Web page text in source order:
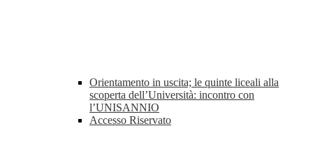
Orientamento in uscita; le quinte liceali alla
scoperta dell’Università: incontro con
l’UNISANNIO
Accesso Riservato